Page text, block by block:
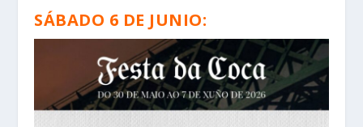
SÁBADO 6 DE JUNIO: